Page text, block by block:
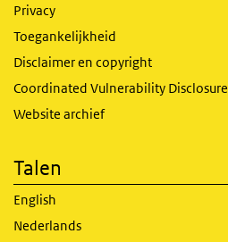
Privacy
Toegankelijkheid
Disclaimer en copyright
Coordinated Vulnerability Disclosure
Website archief
Talen
English
Nederlands